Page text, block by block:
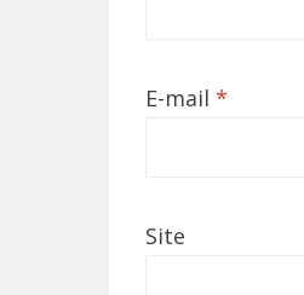
E-mail *
Site